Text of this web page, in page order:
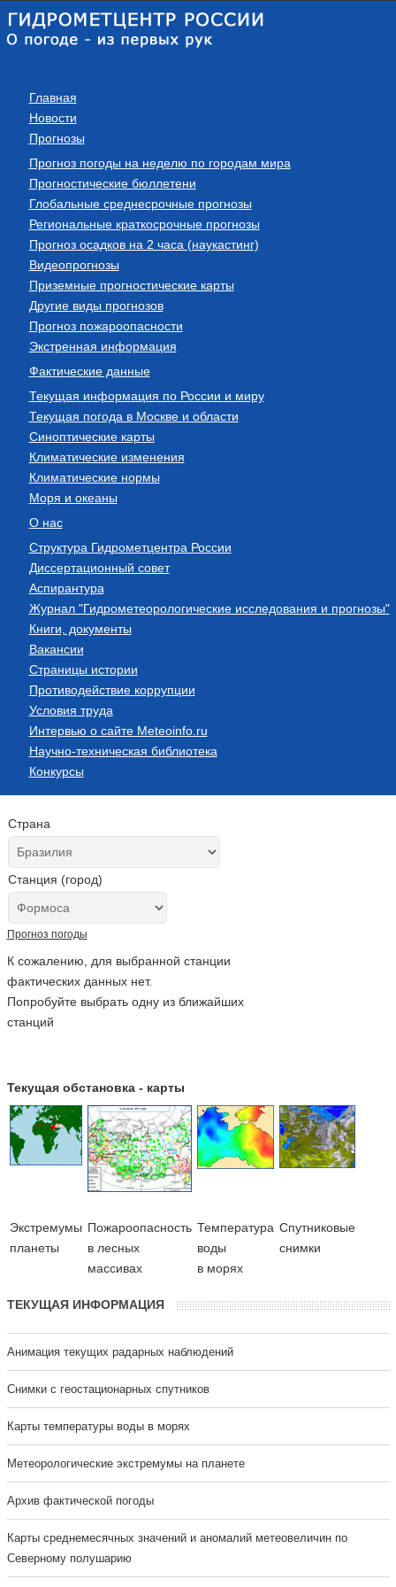
Главная
Новости
Прогнозы
Прогноз погоды на неделю по городам мира
Прогностические бюллетени
Глобальные среднесрочные прогнозы
Региональные краткосрочные прогнозы
Прогноз осадков на 2 часа (наукастинг)
Видеопрогнозы
Приземные прогностические карты
Другие виды прогнозов
Прогноз пожароопасности
Экстренная информация
Фактические данные
Текущая информация по России и миру
Текущая погода в Москве и области
Синоптические карты
Климатические изменения
Климатические нормы
Моря и океаны
О нас
Структура Гидрометцентра России
Диссертационный совет
Аспирантура
Журнал "Гидрометеорологические исследования и прогнозы"
Книги, документы
Вакансии
Страницы истории
Противодействие коррупции
Условия труда
Интервью о сайте Meteoinfo.ru
Научно-техническая библиотека
Конкурсы
Страна
Станция (город)
Прогноз погоды
К сожалению, для выбранной станции
фактических данных нет.
Попробуйте выбрать одну из ближайших
станций
Текущая обстановка - карты
Экстремумы
планеты
Пожароопасность
в лесных
массивах
Температура
воды
в морях
Cпутниковые
снимки
ТЕКУЩАЯ ИНФОРМАЦИЯ
Анимация текущих радарных наблюдений
Cнимки с геостационарных спутников
Карты температуры воды в морях
Метеорологические экстремумы на планете
Архив фактической погоды
Карты среднемесячных значений и аномалий метеовеличин по
Северному полушарию